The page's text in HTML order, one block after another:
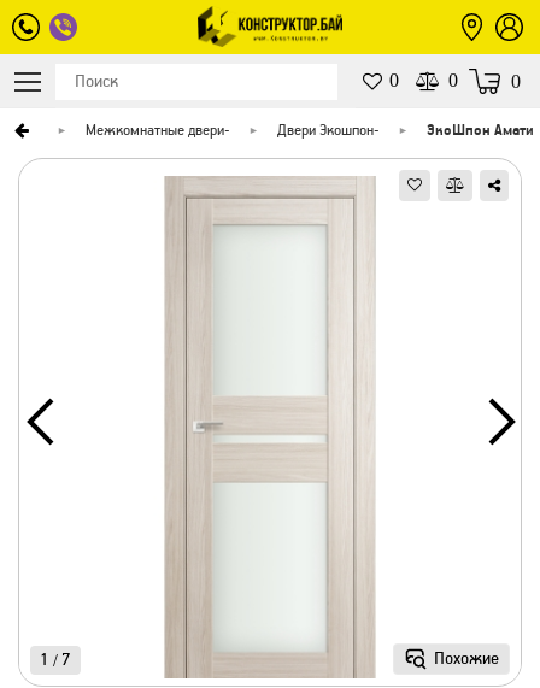
0 0 0
Межкомнатные двери- Двери Экошпон- ЭкоШпон Амати
Похожие
1 / 7